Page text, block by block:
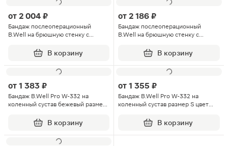
от 2 004 ₽
Бандаж послеоперационный
B.Well на брюшную стенку с
В корзину
от 2 186 ₽
Бандаж послеоперационный
B.Well на брюшную стенку с
В корзину
от 1 383 ₽
Бандаж B.Well Pro W-332 на
коленный сустав бежевый размер
В корзину
от 1 355 ₽
Бандаж B.Well Pro W-332 на
коленный сустав размер S цвет
В корзину